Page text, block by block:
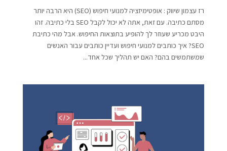
רז עצמון שיווק : אופטימיזציה למנועי חיפוש (SEO) היא הרבה יותר
מסתם כתיבה. עם זאת, אתה לא יכול לקבל SEO בלי כתיבה. זהו
היבט מכריע שעוזר לך להופיע בתוצאות החיפוש. אבל מהי כתיבת
SEO? איך כותבים למנועי חיפוש ועדיין כותבים עבור האנשים
שמשתמשים בהם? האם יש תהליך שכל אחד...